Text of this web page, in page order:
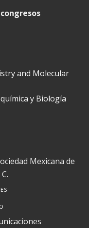
and Molecular
y Biología
Mexicana de